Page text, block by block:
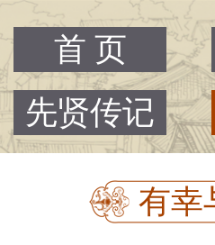
首 页
先贤传记
有幸